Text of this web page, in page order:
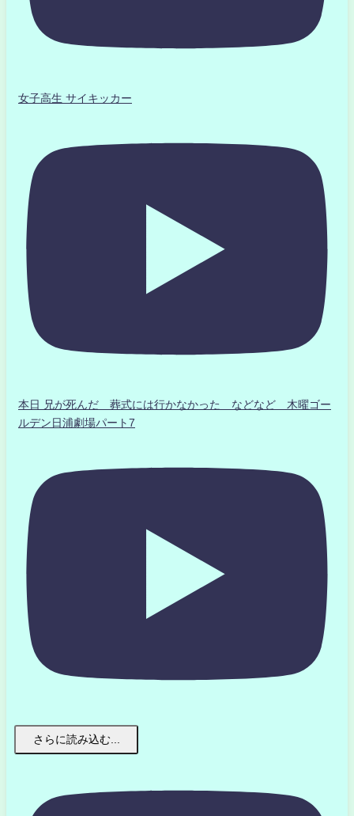
女子高生 サイキッカー
本日 兄が死んだ 葬式には行かなかった などなど 木曜ゴー
ルデン日浦劇場パート7
さらに読み込む...